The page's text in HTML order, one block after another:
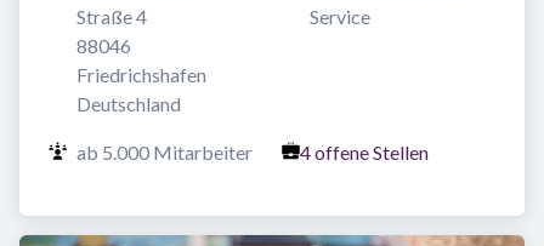
Straße 4
88046
Friedrichshafen
Deutschland
Service
ab 5.000 Mitarbeiter 4 offene Stellen